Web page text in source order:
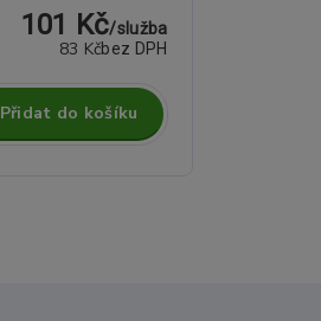
101 Kč/služba
83 Kčbez DPH
Přidat do košíku